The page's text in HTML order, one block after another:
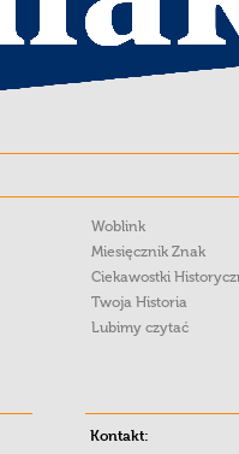
Woblink
Miesięcznik Znak
Ciekawostki
Twoja Historia
Lubimy czytać
Kontakt: